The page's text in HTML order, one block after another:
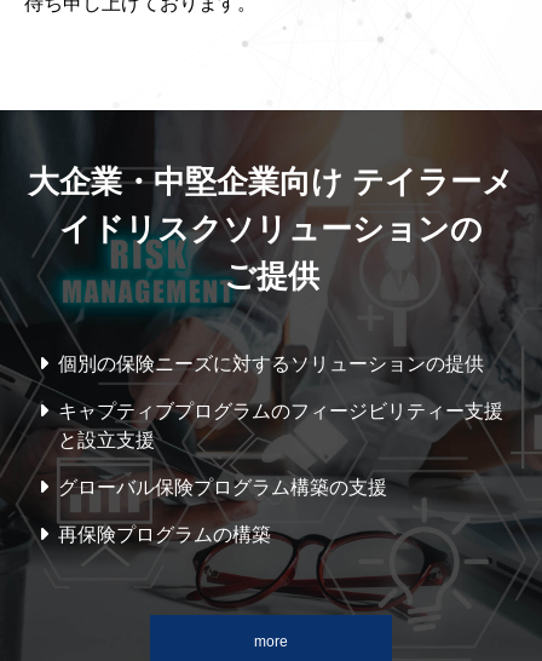
大企業・中堅企業向け テイラーメ
イドリスクソリューションの
ご提供
個別の保険ニーズに対するソリューションの提供
キャプティブプログラムのフィージビリティー支援
と設立支援
グローバル保険プログラム構築の支援
再保険プログラムの構築
more